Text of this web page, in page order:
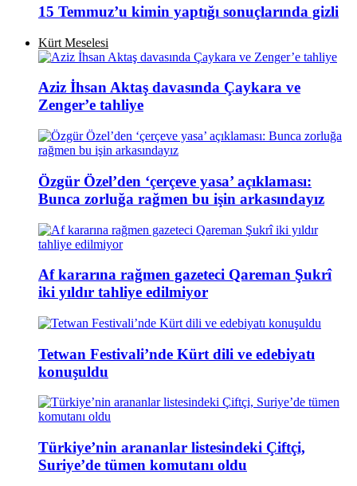
15 Temmuz’u kimin yaptığı sonuçlarında gizli
Kürt Meselesi
Aziz İhsan Aktaş davasında Çaykara ve
Zenger’e tahliye
Özgür Özel’den ‘çerçeve yasa’ açıklaması:
Bunca zorluğa rağmen bu işin arkasındayız
Af kararına rağmen gazeteci Qareman Şukrî
iki yıldır tahliye edilmiyor
Tetwan Festivali’nde Kürt dili ve edebiyatı
konuşuldu
Türkiye’nin arananlar listesindeki Çiftçi,
Suriye’de tümen komutanı oldu